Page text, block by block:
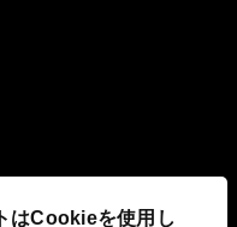
はCookieを使用し